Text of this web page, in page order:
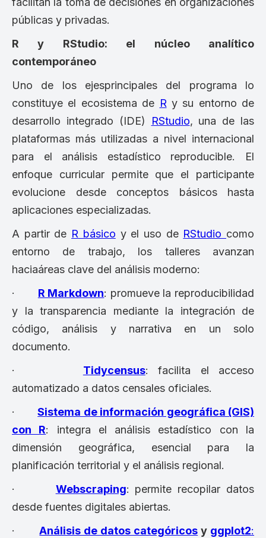
públicas y privadas.
R y RStudio: el núcleo analítico
contemporáneo
Uno de los ejesprincipales del programa lo
constituye el ecosistema de Ry su entorno de
desarrollo integrado (IDE)
RStudio, una de las
plataformas más utilizadas a nivel internacional
para el análisis estadístico reproducible. El
enfoque curricular permite que el participante
evolucione desde conceptos básicos hasta
aplicaciones especializadas.
A partir de R básico y el uso de RStudio como
entorno de trabajo, los talleres avanzan
haciaáreas clave del análisis moderno:
· R Markdown: promueve la reproducibilidad
y la transparencia mediante la integración de
código, análisis y narrativa en un solo
documento.
· Tidycensus: facilita el acceso
automatizado a datos censales oficiales.
·Sistema de información geográfica (GIS)
con R: integra el análisis estadístico con la
dimensión geográfica, esencial para la
planificación territorial y el análisis regional.
· Webscraping: permite recopilar datos
desde fuentes digitales abiertas.
·Análisis de datos categóricos y ggplot2: